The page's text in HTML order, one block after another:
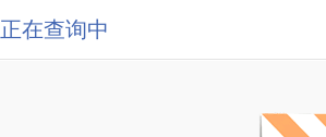
正在查询中